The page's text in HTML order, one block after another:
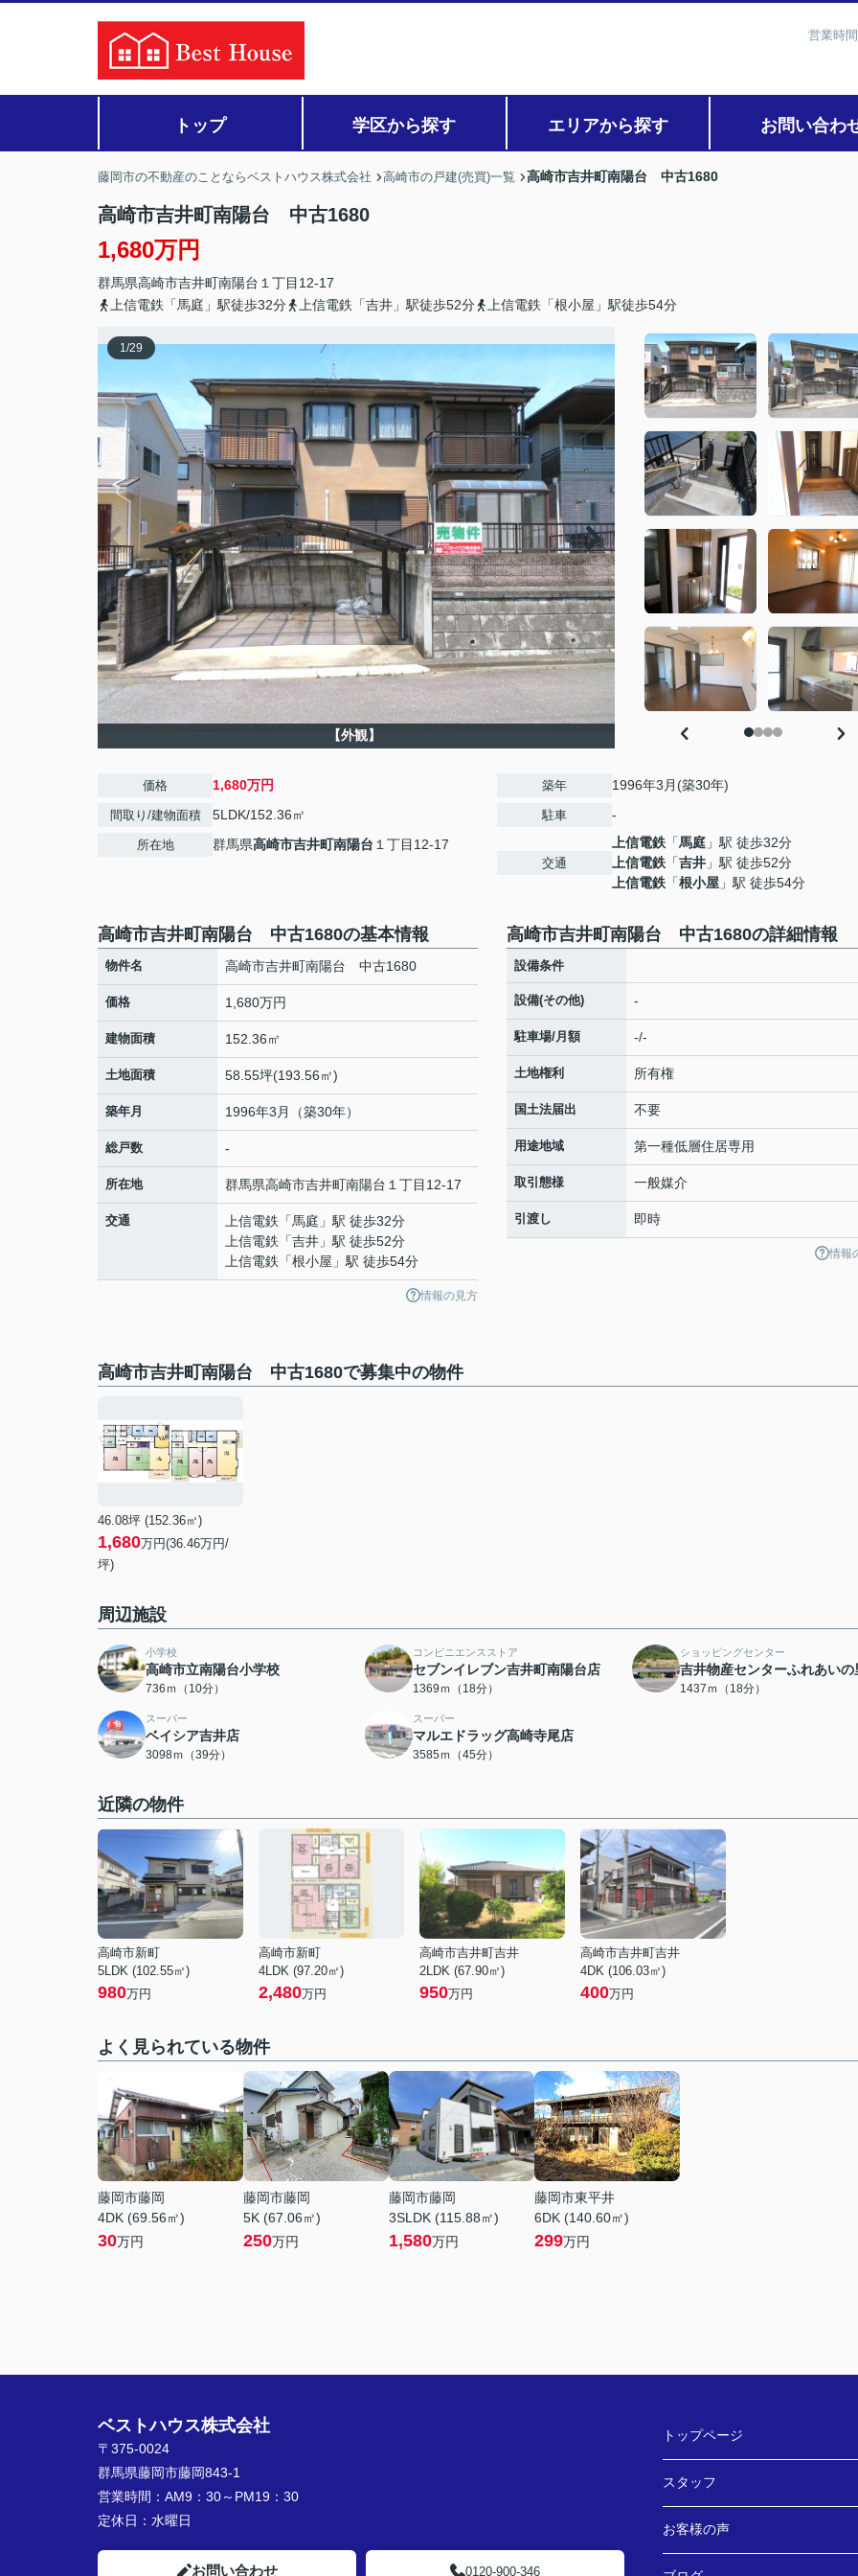
営業時
トップ 学区から探す エリアから探す お問い合わ
藤岡市の不動産のことならベストハウス株式会社 高崎市の戸建(売買)一覧 高崎市吉井町南陽台 中古1680
高崎市吉井町南陽台 中古1680
1,680万円
群馬県高崎市吉井町南陽台 １丁目12-17
上信電鉄「馬庭」駅徒歩32分
上信電鉄「吉井」駅徒歩52分 上信電鉄「根小屋」駅徒歩54分
1/29
【外観】
価格 1,680万円
間取り/建物面積 5LDK/152.36㎡
所在地 群馬県高崎市吉井町南陽台 １丁目12-17
築年 1996年3月(築30年)
駐車 -
交通
上信電鉄 「馬庭 」駅 徒歩32分
上信電鉄 「吉井 」駅 徒歩52分
上信電鉄 「根小屋 」駅 徒歩54分
高崎市吉井町南陽台 中古1680の基本情報
物件名 高崎市吉井町南陽台 中古1680
価格 1,680万円
建物面積 152.36㎡
土地面積 58.55坪(193.56㎡)
築年月 1996年3月（築30年）
総戸数 -
所在地 群馬県高崎市吉井町南陽台 １丁目12-17
交通 上信電鉄 「馬庭 」駅 徒歩32分
上信電鉄 「吉井 」駅 徒歩52分
上信電鉄 「根小屋 」駅 徒歩54分
情報の見方
高崎市吉井町南陽台 中古1680の詳細情報
設備条件
設備(その他) -
駐車場/月額 -/-
土地権利 所有権
国土法届出 不要
用途地域 第一種低層住居専用
取引態様 一般媒介
引渡し 即時
情報
高崎市吉井町南陽台 中古1680で募集中の物件
46.08坪 (152.36㎡)
1,680万円(36.46万円/
坪)
周辺施設
小学校
高崎市立南陽台小学校
736ｍ（10分）
コンビニエンスストア
セブンイレブン吉井町南陽台店
1369ｍ（18分）
ショッピングセンター
吉井物産センターふれあいの
1437ｍ（18分）
スーパー
ベイシア吉井店
3098ｍ（39分）
スーパー
マルエドラッグ高崎寺尾店
3585ｍ（45分）
近隣の物件
高崎市新町
5LDK (102.55㎡)
980万円
高崎市新町
4LDK (97.20㎡)
2,480万円
高崎市吉井町吉井
2LDK (67.90㎡)
950万円
高崎市吉井町吉井
4DK (106.03㎡)
400万円
よく見られている物件
藤岡市藤岡
4DK (69.56㎡)
30万円
藤岡市藤岡
5K (67.06㎡)
250万円
藤岡市藤岡
3SLDK (115.88㎡)
1,580万円
藤岡市東平井
6DK (140.60㎡)
299万円
ベストハウス株式会社
〒375-0024
群馬県藤岡市藤岡843-1
営業時間： AM9：30～PM19：30
定休日： 水曜日
お問い合わせ 0120-900-346
トップページ
スタッフ
お客様の声